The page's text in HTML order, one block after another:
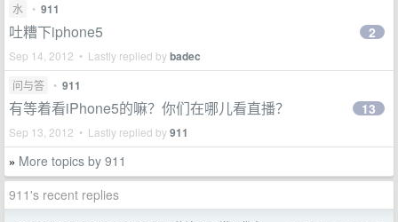
水 • 911
吐糟下iphone5
Sep 14, 2012 • Lastly replied bybadec
2
问与答 • 911
有等着看iPhone5的嘛？你们在哪儿看直播？
Sep 13, 2012 • Lastly replied by911
13
» More topics by 911
911's recent replies